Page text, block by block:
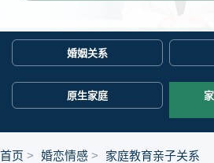
婚姻关系
原生家庭
首页 婚恋情感 家庭教育亲子关系